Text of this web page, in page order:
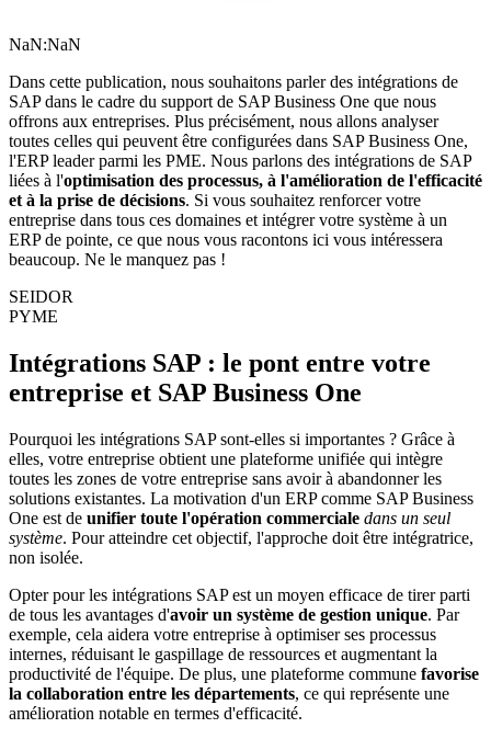
NaN:NaN
Dans cette publication, nous souhaitons parler des intégrations de
SAP dans le cadre du support de SAP Business One que nous
offrons aux entreprises. Plus précisément, nous allons analyser
toutes celles qui peuvent être configurées dans SAP Business One,
l'ERP leader parmi les PME. Nous parlons des intégrations de SAP
liées à l'optimisation des processus, à l'amélioration de l'efficacité
et à la prise de décisions. Si vous souhaitez renforcer votre
entreprise dans tous ces domaines et intégrer votre système à un
ERP de pointe, ce que nous vous racontons ici vous intéressera
beaucoup. Ne le manquez pas !
SEIDOR
PYME
Intégrations SAP : le pont entre votre
entreprise et SAP Business One
Pourquoi les intégrations SAP sont-elles si importantes ? Grâce à
elles, votre entreprise obtient une plateforme unifiée qui intègre
toutes les zones de votre entreprise sans avoir à abandonner les
solutions existantes. La motivation d'un ERP comme SAP Business
One est de unifier toute l'opération commerciale dans un seul
système. Pour atteindre cet objectif, l'approche doit être intégratrice,
non isolée.
Opter pour les intégrations SAP est un moyen efficace de tirer parti
de tous les avantages d'avoir un système de gestion unique. Par
exemple, cela aidera votre entreprise à optimiser ses processus
internes, réduisant le gaspillage de ressources et augmentant la
productivité de l'équipe. De plus, une plateforme commune favorise
la collaboration entre les départements, ce qui représente une
amélioration notable en termes d'efficacité.